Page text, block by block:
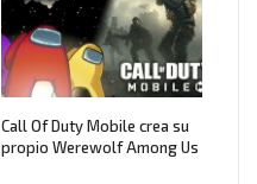
Call Of Duty Mobile crea su
propio Werewolf Among Us